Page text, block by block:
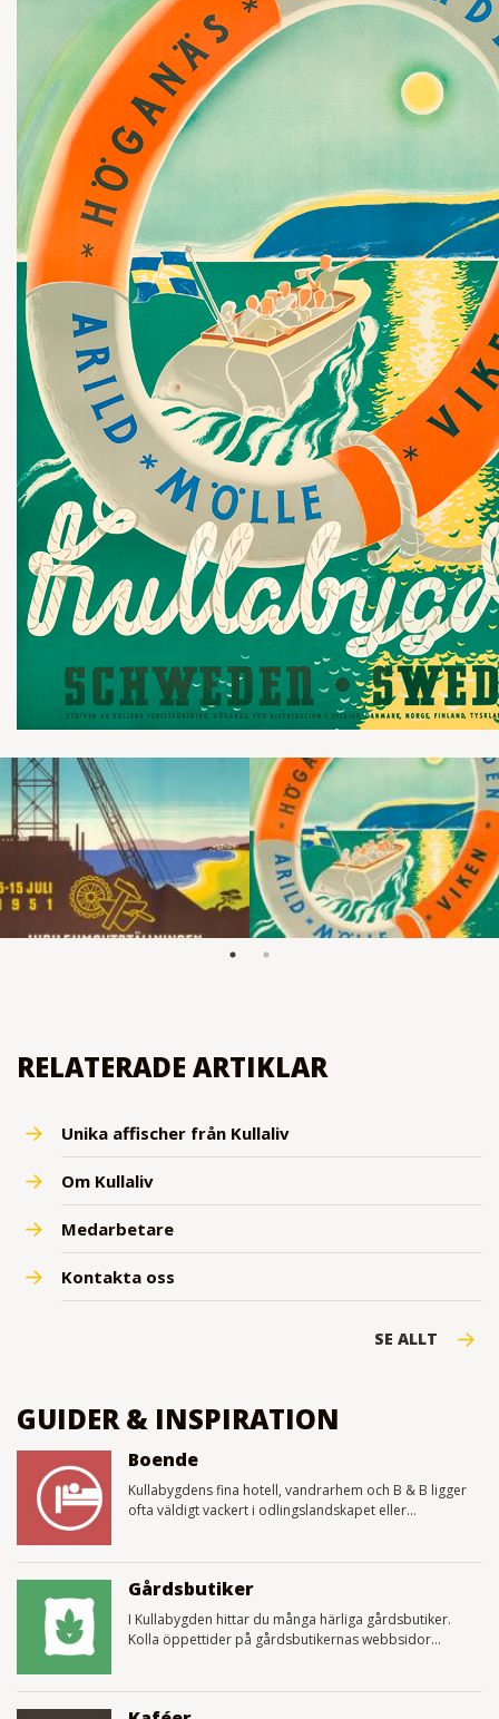
RELATERADE ARTIKLAR
Unika affischer från Kullaliv
Om Kullaliv
Medarbetare
Kontakta oss
SE ALLT
GUIDER & INSPIRATION
Boende
Kullabygdens fina hotell, vandrarhem och B & B ligger
ofta väldigt vackert i odlingslandskapet eller...
Gårdsbutiker
I Kullabygden hittar du många härliga gårdsbutiker.
Kolla öppettider på gårdsbutikernas webbsidor...